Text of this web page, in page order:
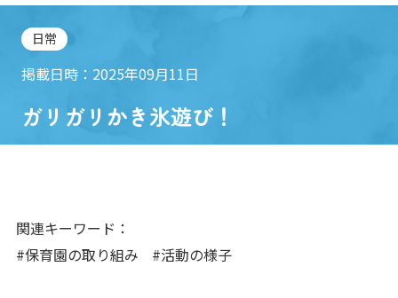
お食事
保育園見学
写真販売サービス
日常
掲載日時：2025年09月11日
ガリガリかき氷遊び！
関連キーワード：
#保育園の取り組み
#活動の様子